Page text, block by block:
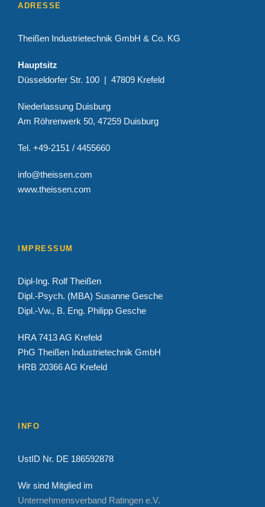
ADRESSE
Theißen Industrietechnik GmbH & Co. KG
Hauptsitz
Düsseldorfer Str. 100 | 47809 Krefeld
Niederlassung Duisburg
Am Röhrenwerk 50, 47259 Duisburg
Tel. +49-2151 / 4455660
info@theissen.com
www.theissen.com
IMPRESSUM
Dipl-Ing. Rolf Theißen
Dipl.-Psych. (MBA) Susanne Gesche
Dipl.-Vw., B. Eng. Philipp Gesche
HRA 7413 AG Krefeld
PhG Theißen Industrietechnik GmbH
HRB 20366 AG Krefeld
INFO
UstID Nr. DE 186592878
Wir sind Mitglied im
Unternehmensverband Ratingen e.V.